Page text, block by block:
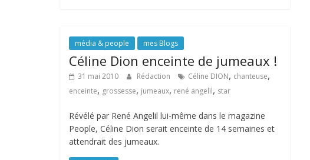
média & people mes Blogs
Céline Dion enceinte de jumeaux !
31 mai 2010 Rédaction Céline DION, chanteuse,
enceinte, grossesse, jumeaux, rené angelil, star
Révélé par René Angelil lui-même dans le magazine
People, Céline Dion serait enceinte de 14 semaines et
attendrait des jumeaux.